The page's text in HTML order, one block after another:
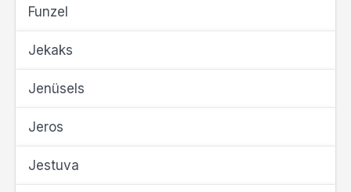
Funzel
Jekaks
Jenüsels
Jeros
Jestuva